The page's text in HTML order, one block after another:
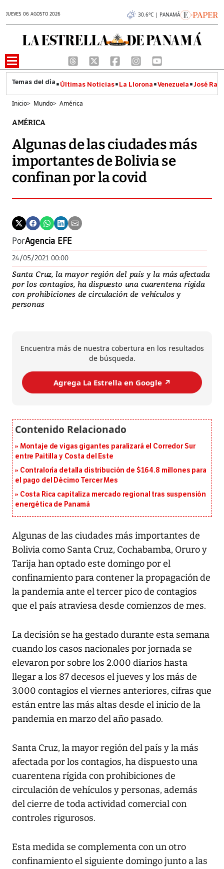
JUEVES 06 AGOSTO 2026 30.6°C | PANAMÁ
Últimas Noticias La Llorona Venezuela José
Inicio> Mundo> América
AMÉRICA
Algunas de las ciudades más
importantes de Bolivia se
confinan por la covid
PorAgencia EFE
24/05/2021 00:00
Santa Cruz, la mayor región del país y la más afectada
por los contagios, ha dispuesto una cuarentena rígida
con prohibiciones de circulación de vehículos y
personas
Encuentra más de nuestra cobertura en los resultados
de búsqueda.
Agrega La Estrella en Google ↗️
Montaje de vigas gigantes paralizará el Corredor Sur
entre Paitilla y Costa del Este
Contraloría detalla distribución de $164.8 millones para
el pago del Décimo Tercer Mes
Costa Rica capitaliza mercado regional tras suspensión
energética de Panamá
Algunas de las ciudades más importantes de
Bolivia como Santa Cruz, Cochabamba, Oruro y
Tarija han optado este domingo por el
confinamiento para contener la propagación de
la pandemia ante el tercer pico de contagios
que el país atraviesa desde comienzos de mes.
La decisión se ha gestado durante esta semana
cuando los casos nacionales por jornada se
elevaron por sobre los 2.000 diarios hasta
llegar a los 87 decesos el jueves y los más de
3.000 contagios el viernes anteriores, cifras que
están entre las más altas desde el inicio de la
pandemia en marzo del año pasado.
Santa Cruz, la mayor región del país y la más
afectada por los contagios, ha dispuesto una
cuarentena rígida con prohibiciones de
circulación de vehículos y personas, además
del cierre de toda actividad comercial con
controles rigurosos.
Esta medida se complementa con un otro
confinamiento el siguiente domingo junto a las